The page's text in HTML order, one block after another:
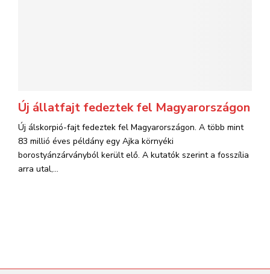
Új állatfajt fedeztek fel Magyarországon
Új álskorpió-fajt fedeztek fel Magyarországon. A több mint
83 millió éves példány egy Ajka környéki
borostyánzárványból került elő. A kutatók szerint a fosszília
arra utal,...